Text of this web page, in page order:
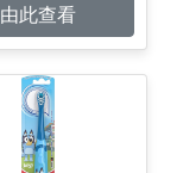
由此查看